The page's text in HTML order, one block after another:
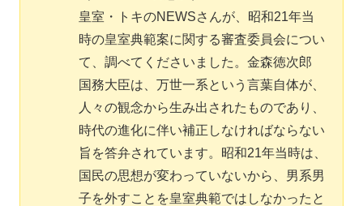
皇室・トキのNEWSさんが、昭和21年当
時の皇室典範案に関する審査委員会につい
て、調べてくださいました。金森徳次郎
国務大臣は、万世一系という言葉自体が、
人々の観念から生み出されたものであり、
時代の進化に伴い補正しなければならない
旨を答弁されています。昭和21年当時は、
国民の思想が変わっていないから、男系男
子を外すことを皇室典範ではしなかったと